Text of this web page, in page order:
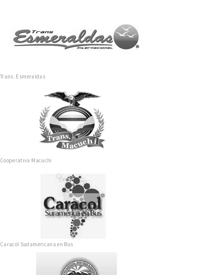
Trans. Esmeraldas
Cooperativa Macuchi
Caracol Sudamericana en Bus